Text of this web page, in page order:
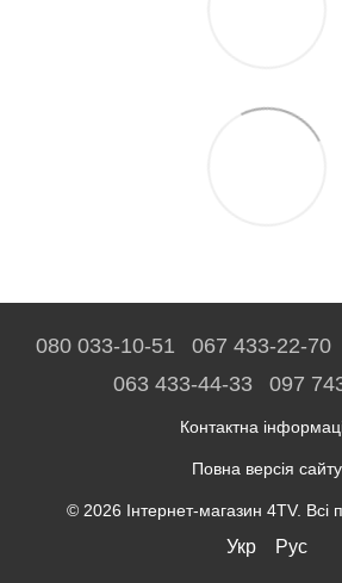
080 033-10-51 067 433-22-70
063 433-44-33
097
Контактна
Повна версія сайту
© 2026 Інтернет-магазин 4TV. Всі
Укр Рус